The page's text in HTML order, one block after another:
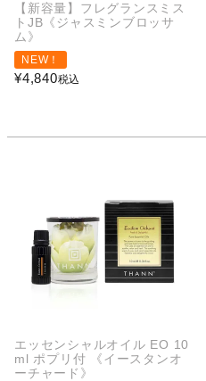
【新容量】フレグランスミス
トJB《ジャスミンブロッサ
ム》
NEW！
¥4,840税込
エッセンシャルオイル EO 10
ml ポプリ付 《イースタンオ
ーチャード》